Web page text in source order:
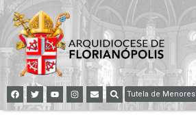
Tutela de Menores